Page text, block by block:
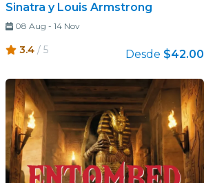
Sinatra y Louis Armstrong
08 Aug - 14 Nov
3.4 / 5 Desde $42.00